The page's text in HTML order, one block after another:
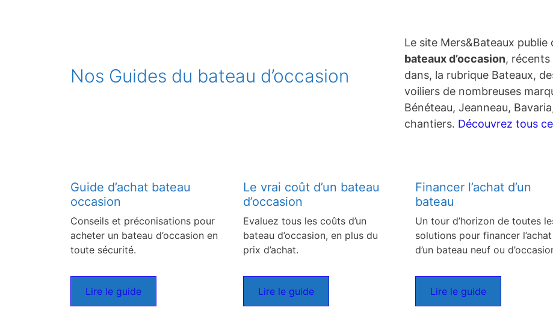
Nos Guides du bateau d’occasion
Le site Mers&Bateaux publie
bateaux d’occasion, récents
dans, la rubrique Bateaux,
voiliers de nombreuses
Bénéteau, Jeanneau,
chantiers. Découvrez tous
Guide d’achat bateau
occasion
Conseils et préconisations pour
acheter un bateau d’occasion en
toute sécurité.
Lire le guide
Le vrai coût d’un bateau
d’occasion
Evaluez tous les coûts d’un
bateau d’occasion, en plus du
prix d’achat.
Lire le guide
Financer l’achat d’un
bateau
Un tour d’horizon de toutes
solutions pour financer l’achat
d’un bateau neuf ou
Lire le guide